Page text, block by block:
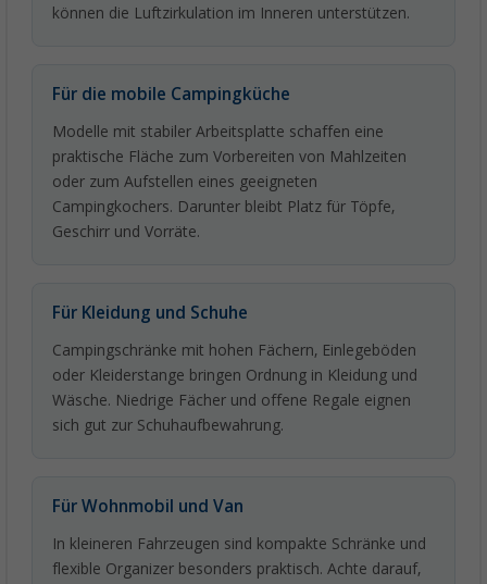
können die Luftzirkulation im Inneren unterstützen.
Für die mobile Campingküche
Modelle mit stabiler Arbeitsplatte schaffen eine
praktische Fläche zum Vorbereiten von Mahlzeiten
oder zum Aufstellen eines geeigneten
Campingkochers. Darunter bleibt Platz für Töpfe,
Geschirr und Vorräte.
Für Kleidung und Schuhe
Campingschränke mit hohen Fächern, Einlegeböden
oder Kleiderstange bringen Ordnung in Kleidung und
Wäsche. Niedrige Fächer und offene Regale eignen
sich gut zur Schuhaufbewahrung.
Für Wohnmobil und Van
In kleineren Fahrzeugen sind kompakte Schränke und
flexible Organizer besonders praktisch. Achte darauf,